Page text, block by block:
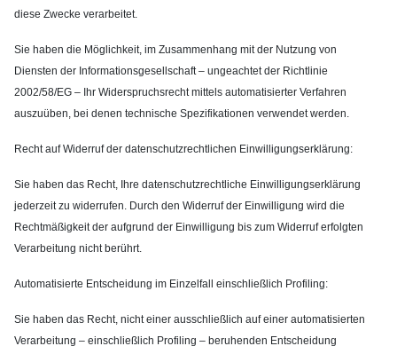
diese Zwecke verarbeitet.
Sie haben die Möglichkeit, im Zusammenhang mit der Nutzung von
Diensten der Informationsgesellschaft – ungeachtet der Richtlinie
2002/58/EG – Ihr Widerspruchsrecht mittels automatisierter Verfahren
auszuüben, bei denen technische Spezifikationen verwendet werden.
Recht auf Widerruf der datenschutzrechtlichen Einwilligungserklärung:
Sie haben das Recht, Ihre datenschutzrechtliche Einwilligungserklärung
jederzeit zu widerrufen. Durch den Widerruf der Einwilligung wird die
Rechtmäßigkeit der aufgrund der Einwilligung bis zum Widerruf erfolgten
Verarbeitung nicht berührt.
Automatisierte Entscheidung im Einzelfall einschließlich Profiling:
Sie haben das Recht, nicht einer ausschließlich auf einer automatisierten
Verarbeitung – einschließlich Profiling – beruhenden Entscheidung